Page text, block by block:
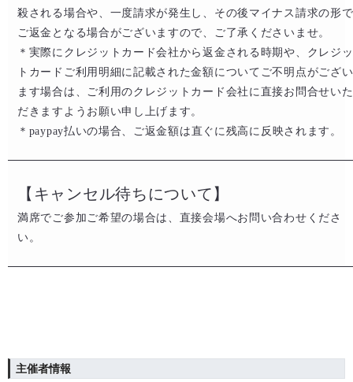
殺される場合や、一度請求が発生し、その後マイナス請求の形で
ご返金となる場合がございますので、ご了承くださいませ。
＊実際にクレジットカード会社から返金される時期や、クレジッ
トカードご利用明細に記載された金額についてご不明点がござい
ます場合は、ご利用のクレジットカード会社に直接お問合せいた
だきますようお願い申し上げます。
＊paypay払いの場合、ご返金額は直ぐに残高に反映されます。
【キャンセル待ちについて】
満席でご参加ご希望の場合は、直接会場へお問い合わせくださ
い。
主催者情報